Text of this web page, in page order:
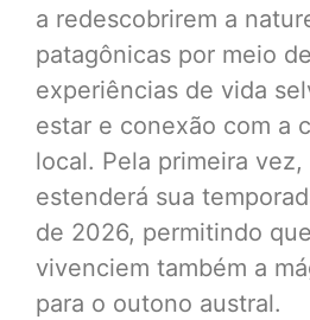
a redescobrirem a
patagônicas por meio
experiências de vida
estar e conexão com a
local. Pela primeira
estenderá sua
de 2026, permitindo
vivenciem também a
para o outono austral.